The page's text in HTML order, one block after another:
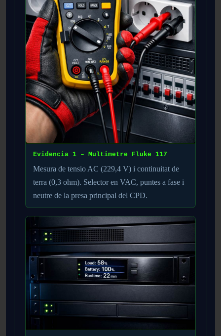
Evidencia 1 – Multimetre Fluke 117
Mesura de tensio AC (229,4 V) i continuitat de
terra (0,3 ohm). Selector en VAC, puntes a fase i
neutre de la presa principal del CPD.